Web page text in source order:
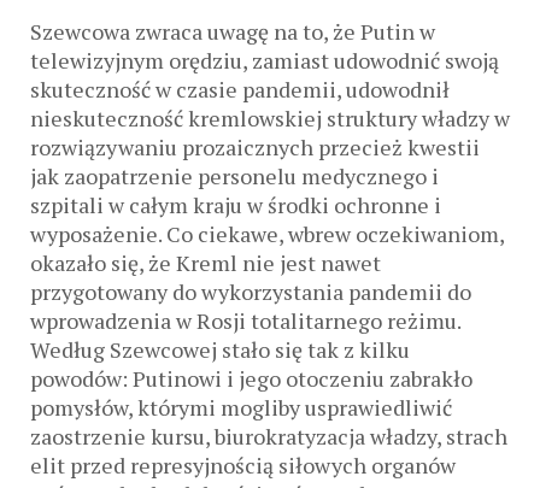
Szewcowa zwraca uwagę na to, że Putin w
telewizyjnym orędziu, zamiast udowodnić swoją
skuteczność w czasie pandemii, udowodnił
nieskuteczność kremlowskiej struktury władzy w
rozwiązywaniu prozaicznych przecież kwestii
jak zaopatrzenie personelu medycznego i
szpitali w całym kraju w środki ochronne i
wyposażenie. Co ciekawe, wbrew oczekiwaniom,
okazało się, że Kreml nie jest nawet
przygotowany do wykorzystania pandemii do
wprowadzenia w Rosji totalitarnego reżimu.
Według Szewcowej stało się tak z kilku
powodów: Putinowi i jego otoczeniu zabrakło
pomysłów, którymi mogliby usprawiedliwić
zaostrzenie kursu, biurokratyzacja władzy, strach
elit przed represyjnością siłowych organów